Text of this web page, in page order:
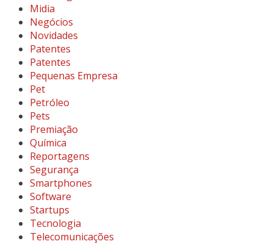
Midia
Negócios
Novidades
Patentes
Patentes
Pequenas Empresa
Pet
Petróleo
Pets
Premiação
Química
Reportagens
Segurança
Smartphones
Software
Startups
Tecnologia
Telecomunicações